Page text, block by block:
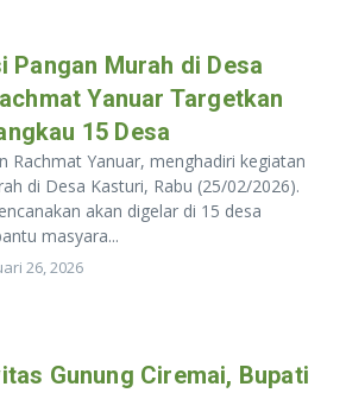
Pangan Murah di Desa
Yanuar Targetkan
15 Desa
Rachmat Yanuar, menghadiri kegiatan
di Desa Kasturi, Rabu (25/02/2026).
akan digelar di 15 desa
masyara...
26, 2026
Gunung Ciremai, Bupati